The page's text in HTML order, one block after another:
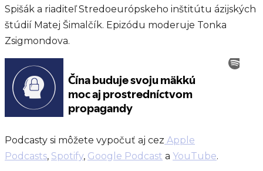
Spišák a riaditeľ Stredoeurópskeho inštitútu ázijských
štúdií Matej Šimalčík. Epizódu moderuje Tonka
Zsigmondova.
Podcasty si môžete vypočuť aj cez Apple
Podcasts, Spotify, Google Podcast a YouTube.